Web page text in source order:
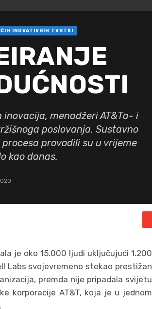
INOVATIVNIH TVRTKI
menadžeri AT&Ta- i
poslovanja. Sustavno
provodili su u vrijeme
kao danas.
je oko 15.000 ljudi uključujući 1.200
Labs svojevremeno stekao prestižan
premda nije pripadala svijetu
korporacije AT&T, koja je u jednom